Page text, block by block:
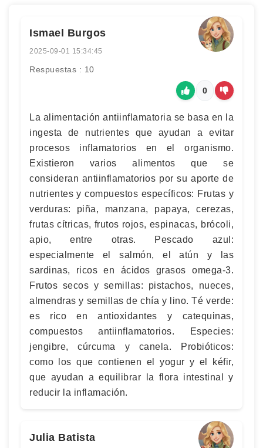
Ismael Burgos
2025-09-01 15:34:45
Respuestas : 10
0
La alimentación antiinflamatoria se basa en la
ingesta de nutrientes que ayudan a evitar
procesos inflamatorios en el organismo.
Existieron varios alimentos que se
consideran antiinflamatorios por su aporte de
nutrientes y compuestos específicos: Frutas y
verduras: piña, manzana, papaya, cerezas,
frutas cítricas, frutos rojos, espinacas, brócoli,
apio, entre otras. Pescado azul:
especialmente el salmón, el atún y las
sardinas, ricos en ácidos grasos omega-3.
Frutos secos y semillas: pistachos, nueces,
almendras y semillas de chía y lino. Té verde:
es rico en antioxidantes y catequinas,
compuestos antiinflamatorios. Especies:
jengibre, cúrcuma y canela. Probióticos:
como los que contienen el yogur y el kéfir,
que ayudan a equilibrar la flora intestinal y
reducir la inflamación.
Julia Batista